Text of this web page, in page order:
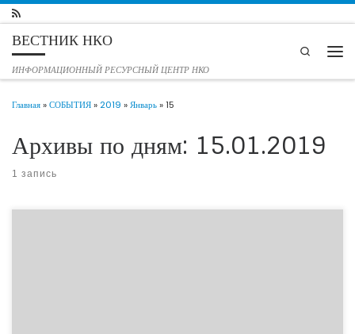
Перейти к содержимому
ВЕСТНИК НКО
ИНФОРМАЦИОННЫЙ РЕСУРСНЫЙ ЦЕНТР НКО
Search
Главная»СОБЫТИЯ»2019 »Январь»15
Архивы по дням: 15.01.2019
1 запись